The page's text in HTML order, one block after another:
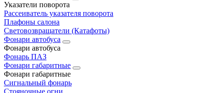
Указатели поворота
Рассеиватель указателя поворота
Плафоны салона
Световозвращатели (Катафоты)
Фонари автобуса
Фонари автобуса
Фонарь ПАЗ
Фонари габаритные
Фонари габаритные
Сигнальный фонарь